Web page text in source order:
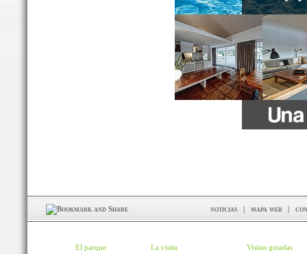
noticias | mapa web |
El parque La visita Visitas guiadas